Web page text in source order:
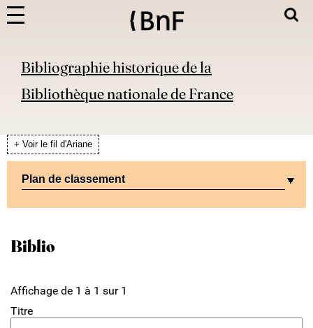
Bibliographie historique de la
Bibliothèque nationale de France
+ Voir le fil d'Ariane
Plan de classement
Biblio
Affichage de 1 à 1 sur 1
Titre